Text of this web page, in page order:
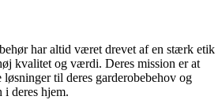
har altid været drevet af en stærk etik
kvalitet og værdi. Deres mission er at
til deres garderobebehov og
i deres hjem.